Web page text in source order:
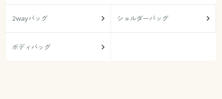
2wayバッグ ショルダーバッグ
ボディバッグ